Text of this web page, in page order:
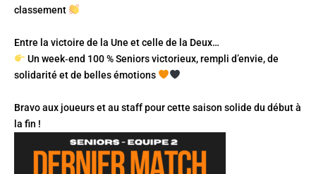
classement
Entre la victoire de la Une et celle de la Deux…
Un week‑end 100 % Seniors victorieux, rempli d’envie, de
solidarité et de belles émotions
Bravo aux joueurs et au staff pour cette saison solide du début à
la fin !